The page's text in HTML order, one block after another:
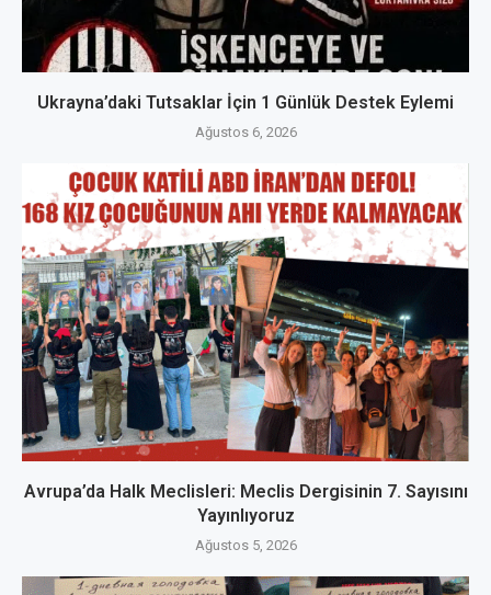
Ukrayna’daki Tutsaklar İçin 1 Günlük Destek Eylemi
Ağustos 6, 2026
Avrupa’da Halk Meclisleri: Meclis Dergisinin 7. Sayısını
Yayınlıyoruz
Ağustos 5, 2026